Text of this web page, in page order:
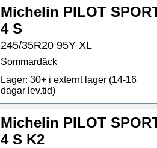
Michelin PILOT
4 S
245/35R20 95Y XL
Sommardäck
Lager: 30+ i externt lager (14-16
dagar lev.tid)
Michelin PILOT
4 S K2